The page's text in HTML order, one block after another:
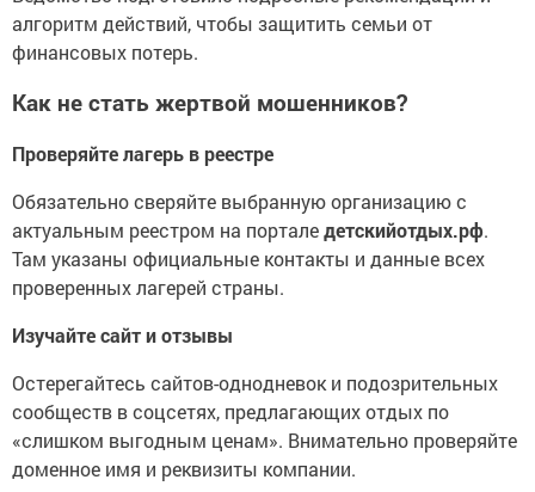
алгоритм действий, чтобы защитить семьи от
финансовых потерь.
Как не стать жертвой мошенников?
Проверяйте лагерь в реестре
Обязательно сверяйте выбранную организацию с
актуальным реестром на порталедетскийотдых.рф.
Там указаны официальные контакты и данные всех
проверенных лагерей страны.
Изучайте сайт и отзывы
Остерегайтесь сайтов-однодневок и подозрительных
сообществ в соцсетях, предлагающих отдых по
«слишком выгодным ценам». Внимательно проверяйте
доменное имя и реквизиты компании.